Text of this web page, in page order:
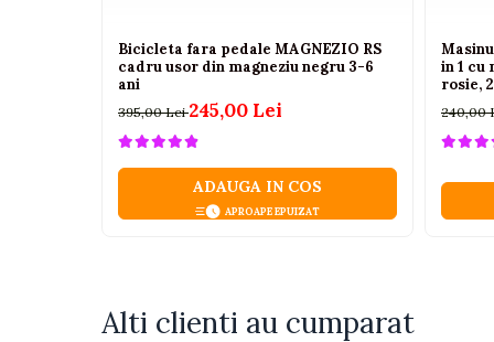
Seturi copii si bebelusi
Salopete bebe
Treninguri copii
Bicicleta fara pedale MAGNEZIO RS
cadru usor din magneziu negru 3-6
ani
395,00 Lei245,00 Lei
ADAUGA IN COS
APROAPE EPUIZAT
in 1 cu
rosie,
240,00
Alti clienti au cumparat